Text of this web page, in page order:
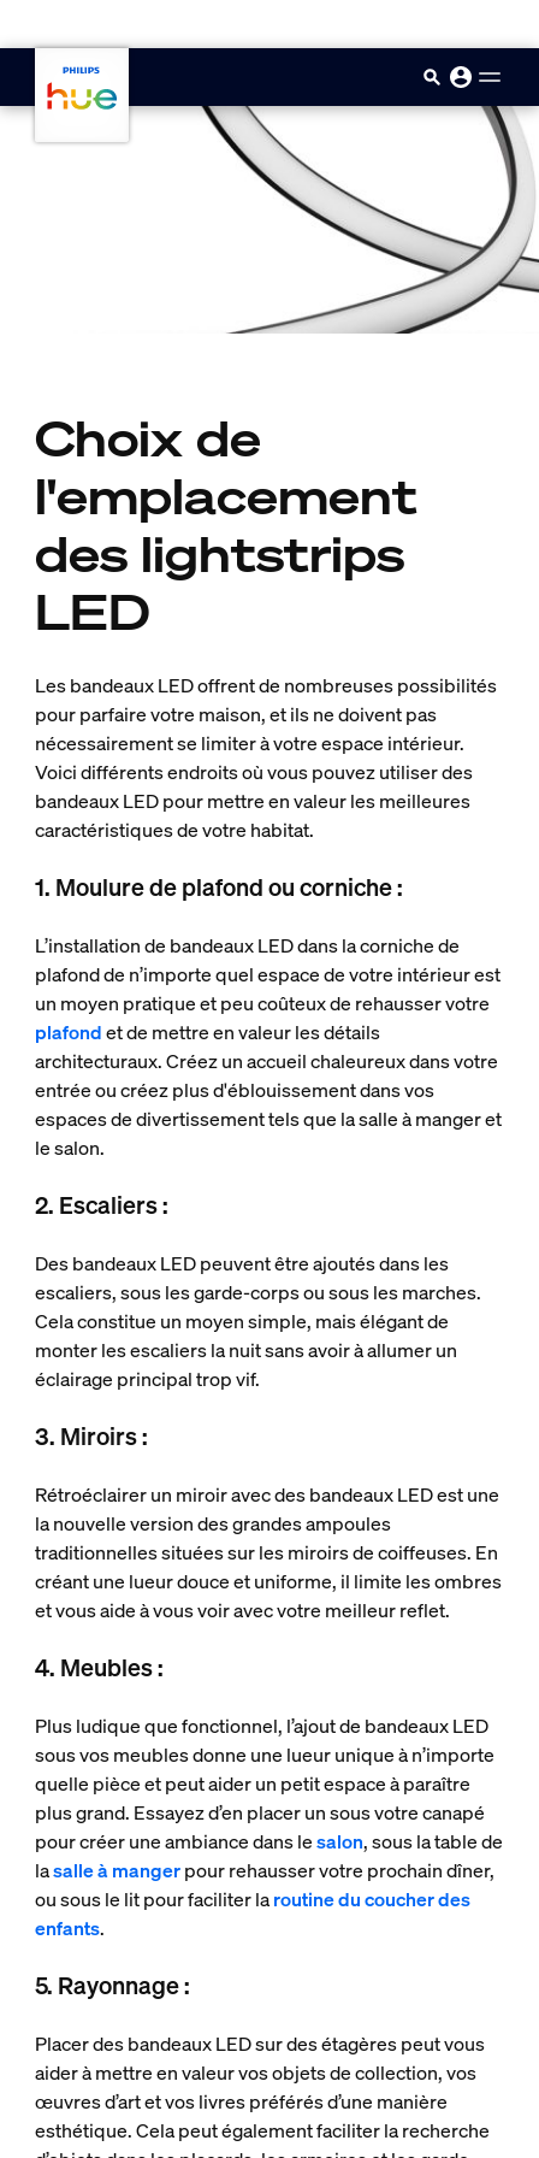
Choix de
l'emplacement
des lightstrips
LED
Les bandeaux LED offrent de nombreuses possibilités
pour parfaire votre maison, et ils ne doivent pas
nécessairement se limiter à votre espace intérieur.
Voici différents endroits où vous pouvez utiliser des
bandeaux LED pour mettre en valeur les meilleures
caractéristiques de votre habitat.
1. Moulure de plafond ou corniche :
L’installation de bandeaux LED dans la corniche de
plafond de n’importe quel espace de votre intérieur est
un moyen pratique et peu coûteux de rehausser votre
plafondet de mettre en valeur les détails
architecturaux. Créez un accueil chaleureux dans votre
entrée ou créez plus d'éblouissement dans vos
espaces de divertissement tels que la salle à manger et
le salon.
2. Escaliers :
Des bandeaux LED peuvent être ajoutés dans les
escaliers, sous les garde-corps ou sous les marches.
Cela constitue un moyen simple, mais élégant de
monter les escaliers la nuit sans avoir à allumer un
éclairage principal trop vif.
3. Miroirs :
Rétroéclairer un miroir avec des bandeaux LED est une
la nouvelle version des grandes ampoules
traditionnelles situées sur les miroirs de coiffeuses. En
créant une lueur douce et uniforme, il limite les ombres
et vous aide à vous voir avec votre meilleur reflet.
4. Meubles :
Plus ludique que fonctionnel, l’ajout de bandeaux LED
sous vos meubles donne une lueur unique à n’importe
quelle pièce et peut aider un petit espace à paraître
plus grand. Essayez d’en placer un sous votre canapé
pour créer une ambiance dans lesalon, sous la table de
lasalle à mangerpour rehausser votre prochain dîner,
ou sous le lit pour faciliter laroutine du coucher des
enfants.
5. Rayonnage :
Placer des bandeaux LED sur des étagères peut vous
aider à mettre en valeur vos objets de collection, vos
œuvres d’art et vos livres préférés d’une manière
esthétique. Cela peut également faciliter la recherche